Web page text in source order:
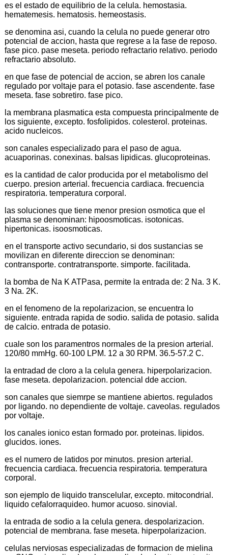
es el estado de equilibrio de la celula. hemostasia.
hematemesis. hematosis. hemeostasis.
se denomina asi, cuando la celula no puede generar otro
potencial de accion, hasta que regrese a la fase de reposo.
fase pico. pase meseta. periodo refractario relativo. periodo
refractario absoluto.
en que fase de potencial de accion, se abren los canale
regulado por voltaje para el potasio. fase ascendente. fase
meseta. fase sobretiro. fase pico.
la membrana plasmatica esta compuesta principalmente de
los siguiente, excepto. fosfolipidos. colesterol. proteinas.
acido nucleicos.
son canales especializado para el paso de agua.
acuaporinas. conexinas. balsas lipidicas. glucoproteinas.
es la cantidad de calor producida por el metabolismo del
cuerpo. presion arterial. frecuencia cardiaca. frecuencia
respiratoria. temperatura corporal.
las soluciones que tiene menor presion osmotica que el
plasma se denominan: hipoosmoticas. isotonicas.
hipertonicas. isoosmoticas.
en el transporte activo secundario, si dos sustancias se
movilizan en diferente direccion se denominan:
contransporte. contratransporte. simporte. facilitada.
la bomba de Na K ATPasa, permite la entrada de: 2 Na. 3 K.
3 Na. 2K.
en el fenomeno de la repolarizacion, se encuentra lo
siguiente. entrada rapida de sodio. salida de potasio. salida
de calcio. entrada de potasio.
cuale son los paramentros normales de la presion arterial.
120/80 mmHg. 60-100 LPM. 12 a 30 RPM. 36.5-57.2 C.
la entradad de cloro a la celula genera. hiperpolarizacion.
fase meseta. depolarizacion. potencial dde accion.
son canales que siemrpe se mantiene abiertos. regulados
por ligando. no dependiente de voltaje. caveolas. regulados
por voltaje.
los canales ionico estan formado por. proteinas. lipidos.
glucidos. iones.
es el numero de latidos por minutos. presion arterial.
frecuencia cardiaca. frecuencia respiratoria. temperatura
corporal.
son ejemplo de liquido transcelular, excepto. mitocondrial.
liquido cefalorraquideo. humor acuoso. sinovial.
la entrada de sodio a la celula genera. despolarizacion.
potencial de membrana. fase meseta. hiperpolarizacion.
celulas nerviosas especializadas de formacion de mielina